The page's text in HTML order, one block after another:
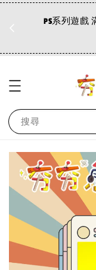
PS系列遊戲
搜尋